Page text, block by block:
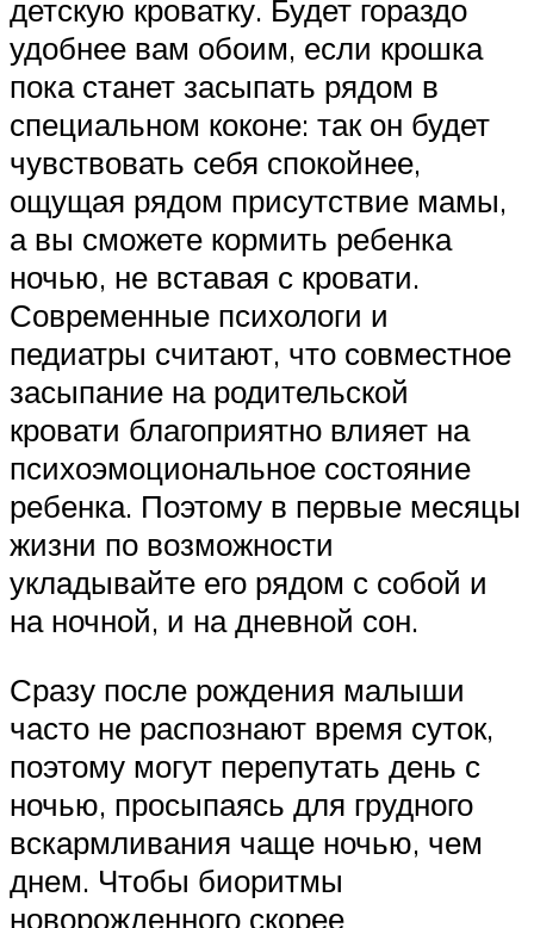
детскую кроватку. Будет гораздо
удобнее вам обоим, если крошка
пока станет засыпать рядом в
специальном коконе: так он будет
чувствовать себя спокойнее,
ощущая рядом присутствие мамы,
а вы сможете кормить ребенка
ночью, не вставая с кровати.
Современные психологи и
педиатры считают, что совместное
засыпание на родительской
кровати благоприятно влияет на
психоэмоциональное состояние
ребенка. Поэтому в первые месяцы
жизни по возможности
укладывайте его рядом с собой и
на ночной, и на дневной сон.
Сразу после рождения малыши
часто не распознают время суток,
поэтому могут перепутать день с
ночью, просыпаясь для грудного
вскармливания чаще ночью, чем
днем. Чтобы биоритмы
новорожденного скорее